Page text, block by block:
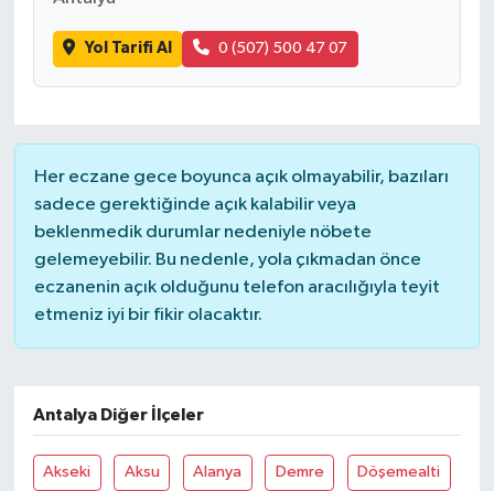
Yol Tarifi Al 0 (507) 500 47 07
Her eczane gece boyunca açık olmayabilir, bazıları
sadece gerektiğinde açık kalabilir veya
beklenmedik durumlar nedeniyle nöbete
gelemeyebilir. Bu nedenle, yola çıkmadan önce
eczanenin açık olduğunu telefon aracılığıyla teyit
etmeniz iyi bir fikir olacaktır.
Antalya Diğer İlçeler
Akseki Aksu Alanya Demre Döşemealti